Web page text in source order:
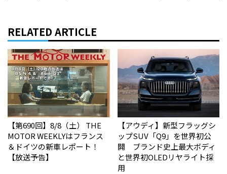
RELATED ARTICLE
【第690回】8/8（土） THE
MOTOR WEEKLYはフランス
＆ドイツの新車レポート！
【放送予告】
【アウディ】新型フラッグシ
ップSUV「Q9」を世界初公
開 ブランド史上最大ボディ
と世界初OLEDリヤライト採
用